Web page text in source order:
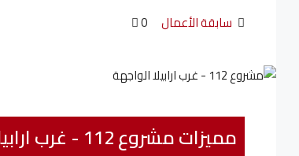
سابقة الأعمال 0
مميزات مشروع 112 - غرب ارابيلا